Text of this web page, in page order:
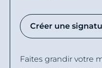
Créer une
Faites grandir votre